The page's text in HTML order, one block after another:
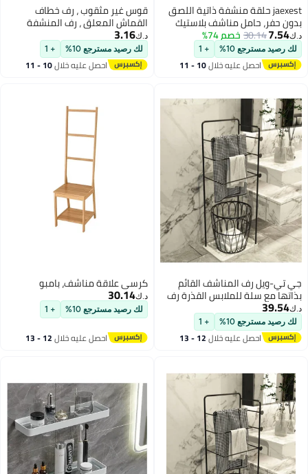
jaexest حلقة منشفة ذاتية اللصق
بدون حفر، حامل مناشف بلاستيك
ABS مقاوم للماء والصدأ مثبت على
الحائط، رف مناشف لاصق قوي
للحمام والمطبخ وغرف النوم
والمركبات الترفيهية (لون أبيض)
د.ك‏7.54
30.14خصم 74%
لك رصيد مسترجع 10% + 1
احصل عليه خلال 10 - 11
اغسطس
قوس غير مثقوب ، رف خطاف
القماش المعلق ، رف المنشفة
د.ك‏3.16
لك رصيد مسترجع 10% + 1
احصل عليه خلال 10 - 11
اغسطس
جي تي-ويل رف المناشف القائم
بذاتها مع سلة للملابس القذرة رف
بطانية 3 مستويات للحمام وغرفة
النوم
د.ك‏39.54
لك رصيد مسترجع 10% + 1
احصل عليه خلال 12 - 13
كرسي علاقة مناشف، بامبو
د.ك‏30.14
لك رصيد مسترجع 10% + 1
احصل عليه خلال 12 - 13